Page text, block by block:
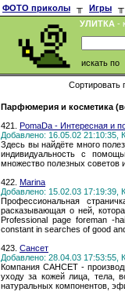
ФОТО приколы ╥ Игры
╥
УЛИТКА -
искать по
Сортировать
Парфюмерия и косметика
421. PomaDa - Интересная и
Добавлено: 16.05.02 21:10:35,
Здесь вы найдёте много
индивидуальность с
множество полезных советов
422. Marina
Добавлено: 15.02.03 17:19:39,
Профессиональная
расказывающая о ней,
Professional page foreman -
constant in searches of good
423. Сансет
Добавлено: 28.04.03 17:53:55,
Компания САНСЕТ -
уходу за кожей лица, тела,
натуральных компонентов,